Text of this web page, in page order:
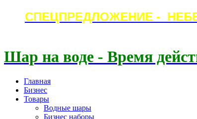
СПЕЦПРЕДЛОЖЕНИЕ -
Шар на воде - Время
Главная
Бизнес
Товары
Водные шары
Бизнес наборы